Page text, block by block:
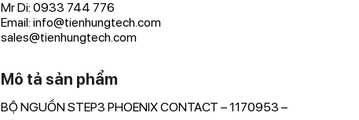
Mr Di: 0933 744 776
Email: info@tienhungtech.com
sales@tienhungtech.com
Mô tả sản phẩm
BỘ NGUỒN STEP3 PHOENIX CONTACT – 1170953 –